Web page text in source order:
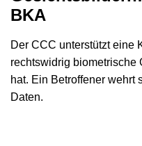
BKA
Der CCC unterstützt eine
rechtswidrig biometrische
hat. Ein Betroffener wehrt
Daten.